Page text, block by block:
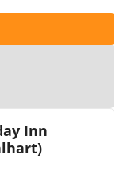
Inn